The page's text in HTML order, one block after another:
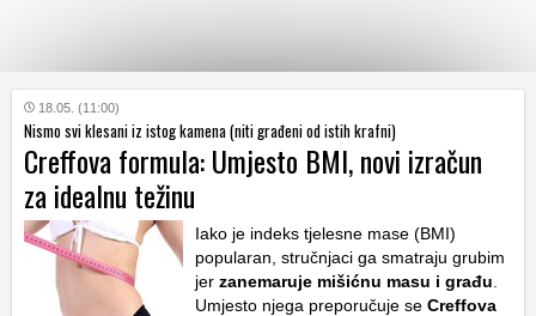
KATEGORIJE
HRVATSKI
WEB
18.05. (11:00)
Nismo svi klesani iz istog kamena (niti građeni od istih krafni)
Creffova formula: Umjesto BMI, novi izračun
za idealnu težinu
Iako je indeks tjelesne mase (BMI)
popularan, stručnjaci ga smatraju grubim
jer zanemaruje mišićnu masu i građu
Umjesto njega preporučuje se Creffova